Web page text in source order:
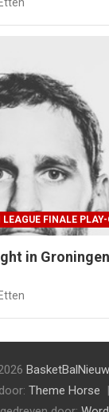
LEAGUE FINALE
in
Theme Horse